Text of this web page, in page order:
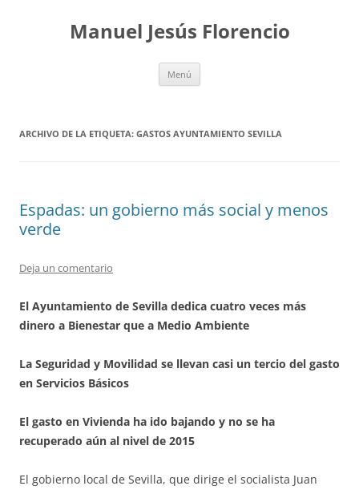
contenidoManuel Jesús Florencio
Menú
ARCHIVO DE LA ETIQUETA: GASTOS AYUNTAMIENTO SEVILLA
Espadas: un gobierno más social y menos
verde
Deja un comentario
El Ayuntamiento de Sevilla dedica cuatro veces más
dinero a Bienestar que a Medio Ambiente
La Seguridad y Movilidad se llevan casi un tercio del gasto
en Servicios Básicos
El gasto en Vivienda ha ido bajando y no se ha
recuperado aún al nivel de 2015
El gobierno local de Sevilla, que dirige el socialista Juan